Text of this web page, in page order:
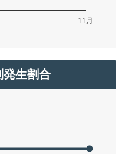
発生割合